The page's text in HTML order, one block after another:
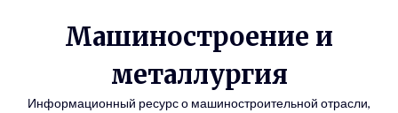
Машиностроение и
металлургия
Информационный ресурс о машиностроительной отрасли,